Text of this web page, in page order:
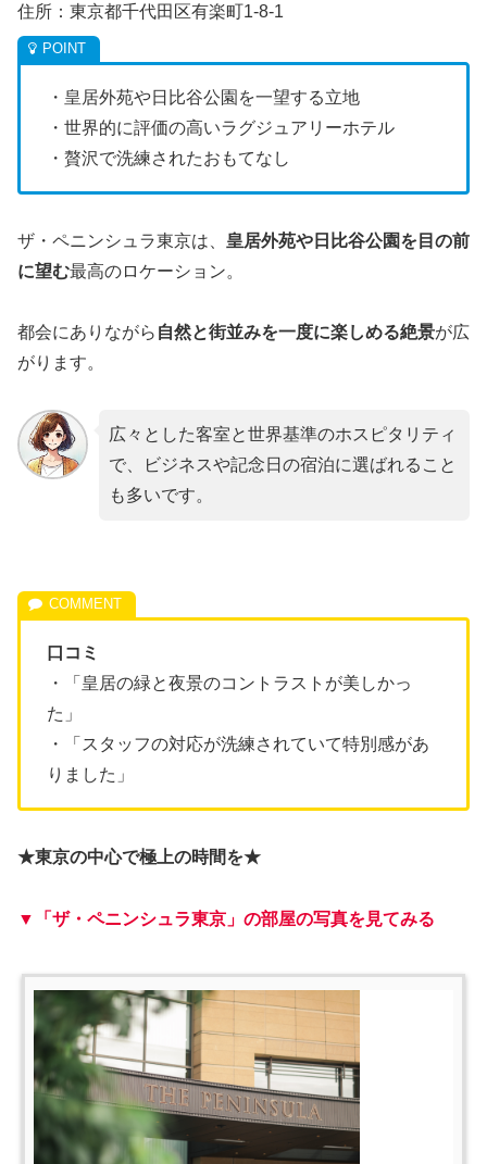
住所：東京都千代田区有楽町1-8-1
・皇居外苑や日比谷公園を一望する立地
・世界的に評価の高いラグジュアリーホテル
・贅沢で洗練されたおもてなし
ザ・ペニンシュラ東京は、 皇居外苑や日比谷公園を目の前
に望む最高のロケーション。
都会にありながら 自然と街並みを一度に楽しめる絶景が広
がります。
広々とした客室と世界基準のホスピタリティ
で、ビジネスや記念日の宿泊に選ばれること
も多いです。
口コミ
・「皇居の緑と夜景のコントラストが美しかっ
た」
・「スタッフの対応が洗練されていて特別感があ
りました」
★東京の中心で極上の時間を★
▼「ザ・ペニンシュラ東京」の部屋の写真を見てみる